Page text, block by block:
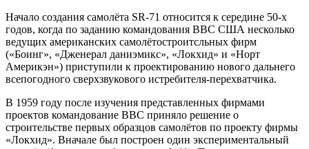
Начало создания самолёта SR-71 относится к середине 50-х
годов, когда по заданию командования ВВС США несколько
ведущих американских самолётостроитсльных фирм
(«Боинг», «Дженерал даниэмикс», «Локхид» и «Норт
Америкэн») приступили к проектированию нового дальнего
всепогодного сверхзвукового истребителя-перехватчика.
В 1959 году после изучения представленных фирмами
проектов командование ВВС приняло решение о
строительстве первых образцов самолётов по проекту фирмы
«Локхид». Вначале был построен один экспериментальный